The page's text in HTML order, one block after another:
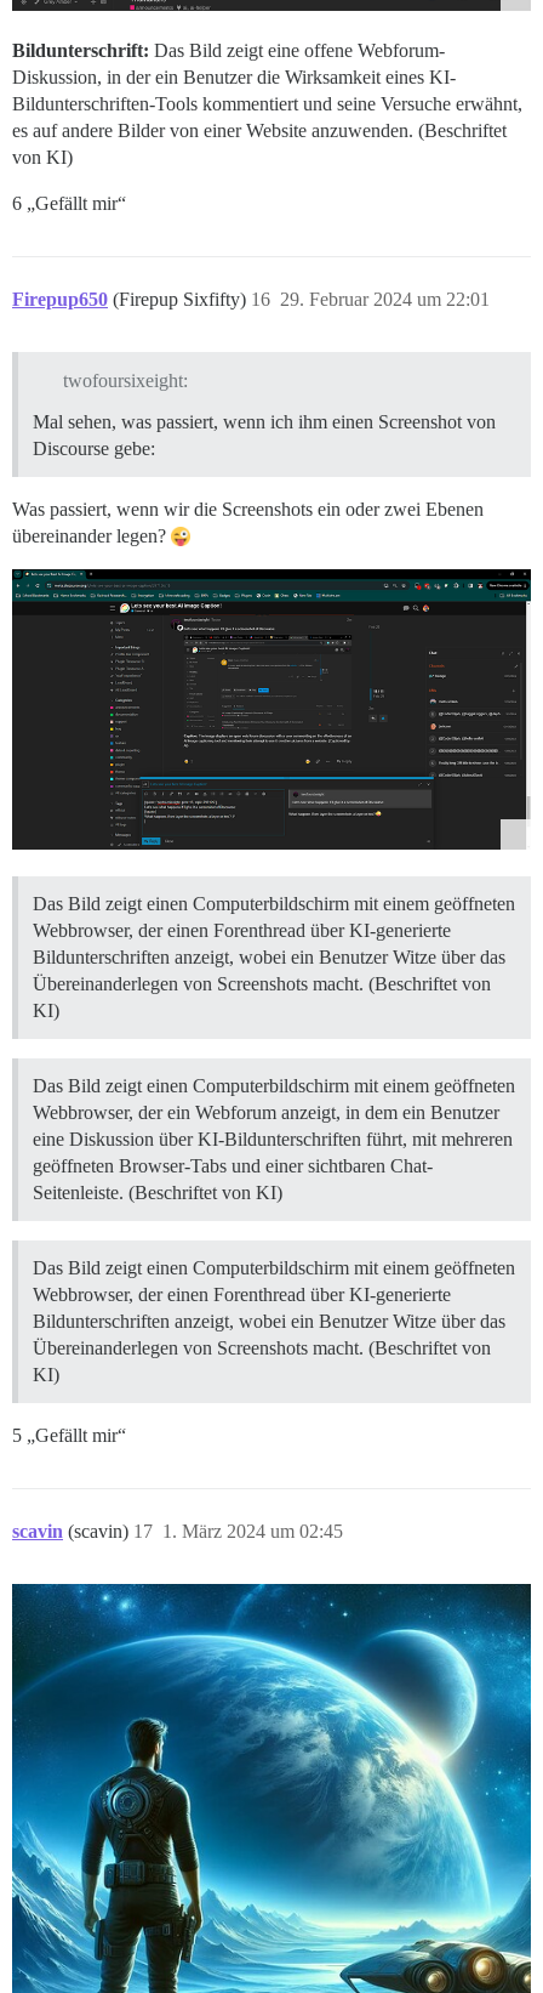
Bildunterschrift: Das Bild zeigt eine offene Webforum-
Diskussion, in der ein Benutzer die Wirksamkeit eines KI-
Bildunterschriften-Tools kommentiert und seine Versuche erwähnt,
es auf andere Bilder von einer Website anzuwenden. (Beschriftet
von KI)
6 „Gefällt mir“
Firepup650 (Firepup Sixfifty) 29. Februar 2024 um 22:01
16
twofoursixeight:
Mal sehen, was passiert, wenn ich ihm einen Screenshot von
Discourse gebe:
Was passiert, wenn wir die Screenshots ein oder zwei Ebenen
übereinander legen?
Das Bild zeigt einen Computerbildschirm mit einem geöffneten
Webbrowser, der einen Forenthread über KI-generierte
Bildunterschriften anzeigt, wobei ein Benutzer Witze über das
Übereinanderlegen von Screenshots macht. (Beschriftet von
KI)
Das Bild zeigt einen Computerbildschirm mit einem geöffneten
Webbrowser, der ein Webforum anzeigt, in dem ein Benutzer
eine Diskussion über KI-Bildunterschriften führt, mit mehreren
geöffneten Browser-Tabs und einer sichtbaren Chat-
Seitenleiste. (Beschriftet von KI)
Das Bild zeigt einen Computerbildschirm mit einem geöffneten
Webbrowser, der einen Forenthread über KI-generierte
Bildunterschriften anzeigt, wobei ein Benutzer Witze über das
Übereinanderlegen von Screenshots macht. (Beschriftet von
KI)
5 „Gefällt mir“
scavin (scavin) 1. März 2024 um 02:45
17